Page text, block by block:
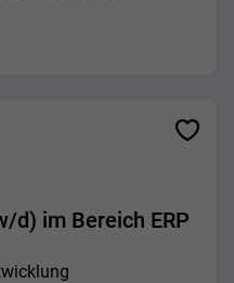
d) im Bereich ERP